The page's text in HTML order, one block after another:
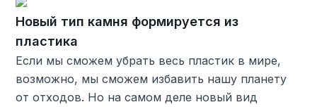
Новый тип камня формируется из
пластика
Если мы сможем убрать весь пластик в мире,
возможно, мы сможем избавить нашу планету
от отходов. Но на самом деле новый вид